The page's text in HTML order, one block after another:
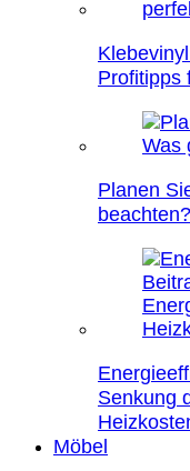
Profitipps
Planen
beachten?
Senkung
Möbel